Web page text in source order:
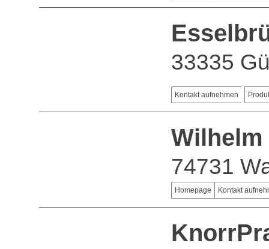
33335
Kontakt aufnehmen
Wilhelm
74731
Homepage Kontakt